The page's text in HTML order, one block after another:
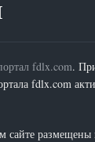
fdlx.com.
fdlx.com
сайте